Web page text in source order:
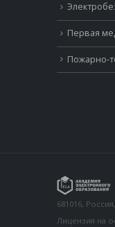
Первая
Пожарно-
681016,
Лицензия на